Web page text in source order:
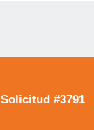
Solicitud #3791